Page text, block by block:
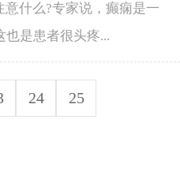
什么?专家说，癫痫是一
是患者很头疼...
24 25